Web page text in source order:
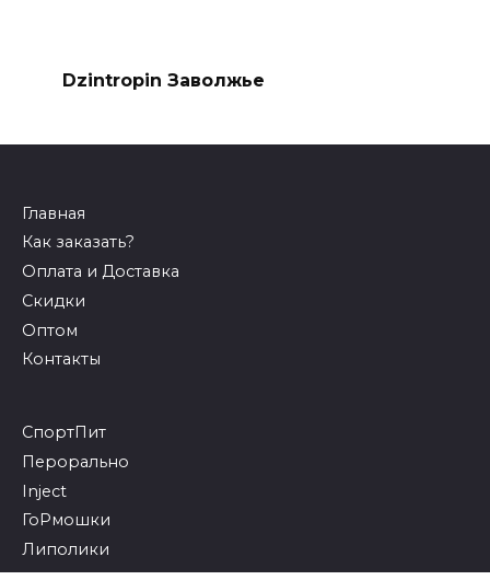
Dzintropin Заволжье
Главная
Как заказать?
Оплата и Доставка
Скидки
Оптом
Контакты
СпортПит
Перорально
Inject
ГоРмошки
Липолики